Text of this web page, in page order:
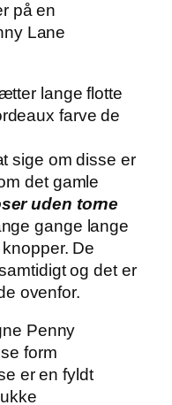
på en
Lane
lange flotte
farve de
sige om disse er
det gamle
uden torne
gange lange
De
og det er
ovenfor.
er en fyldt